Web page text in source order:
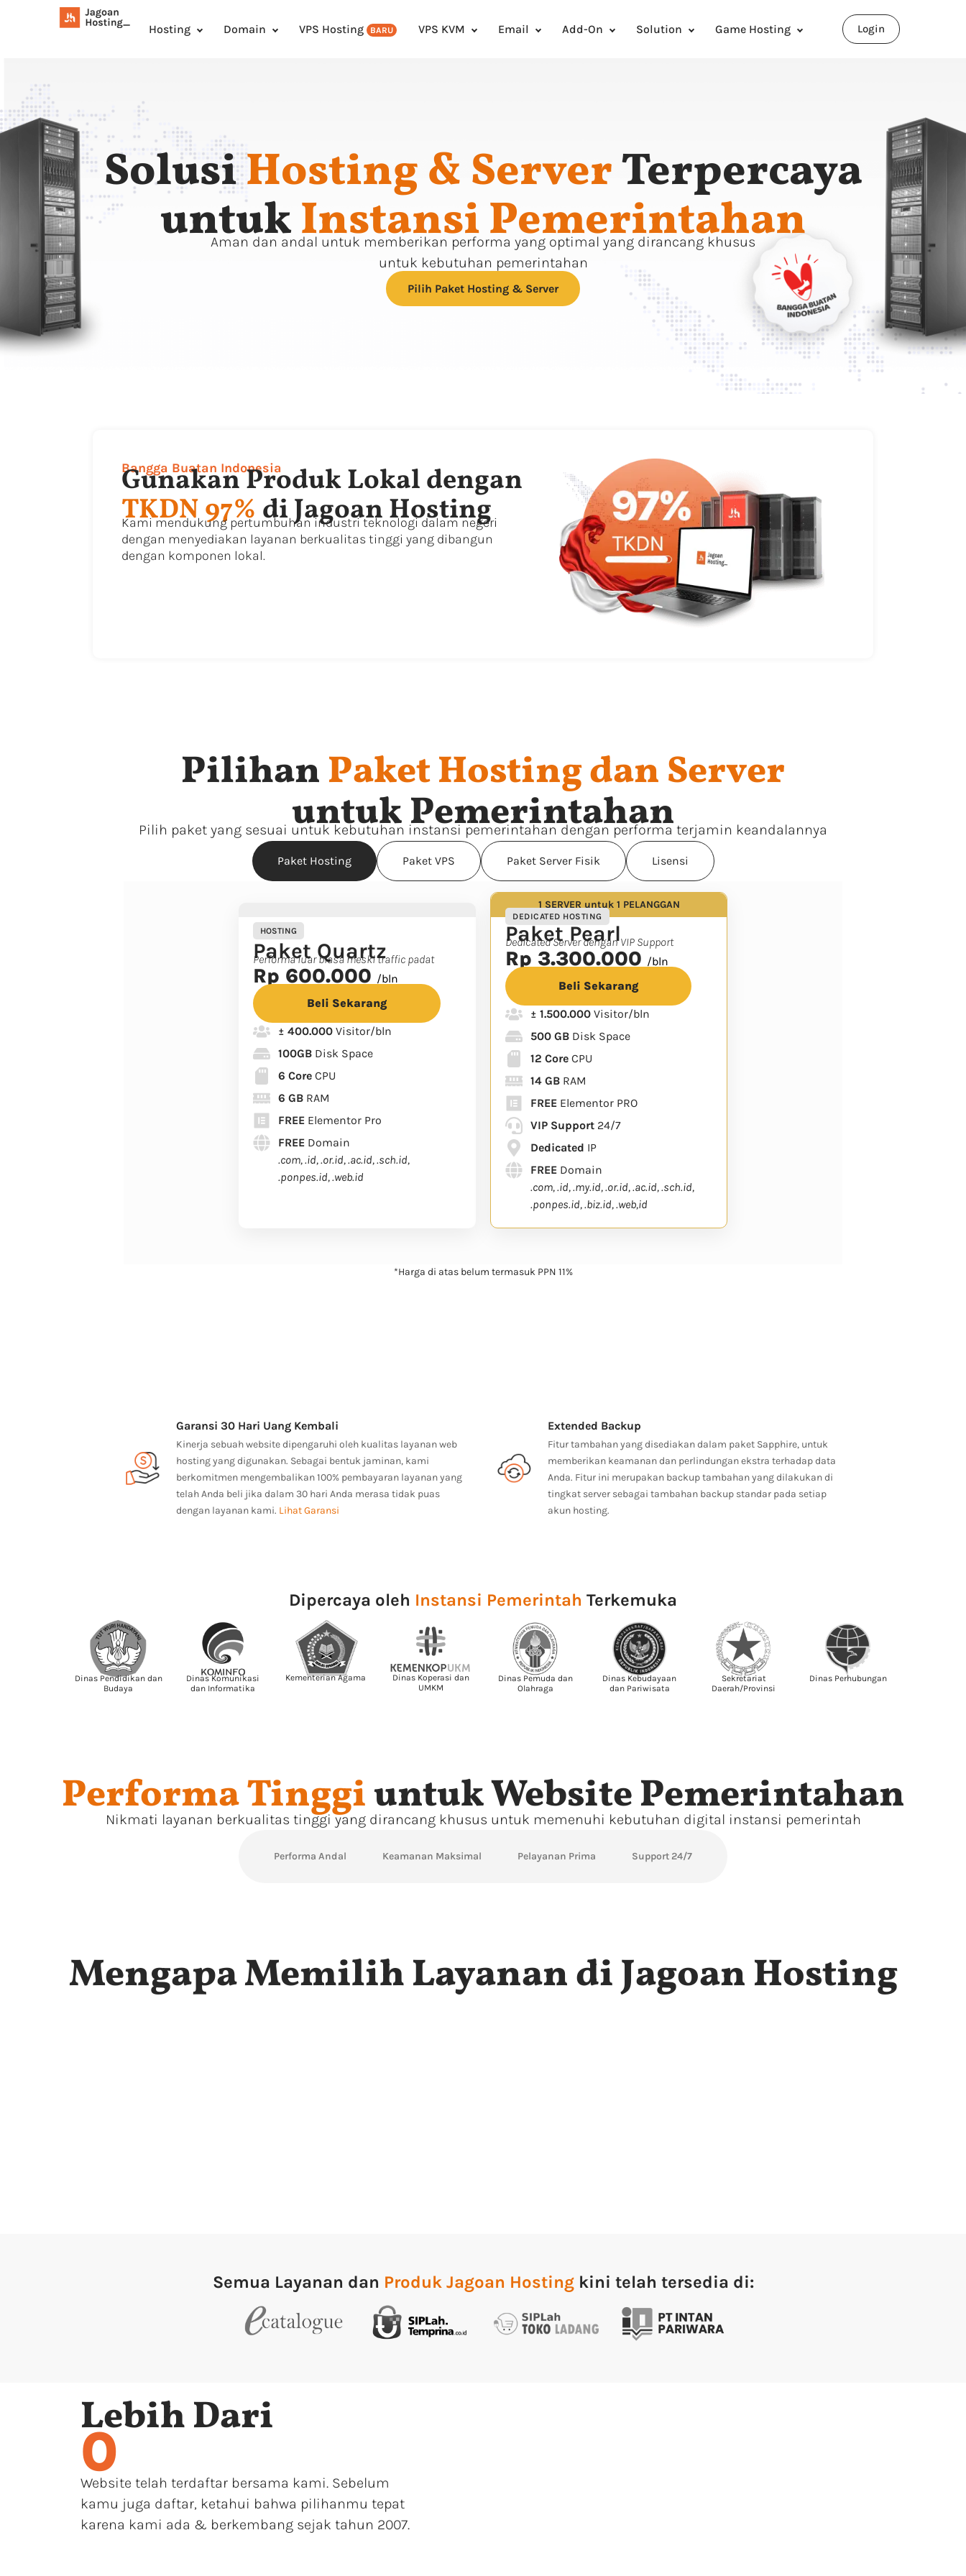
Hosting Domain VPS Hosting BARU VPS KVM Email Add-On Solution Game Hosting Login
SolusiHosting & ServerTerpercaya
untukInstansi Pemerintahan
Aman dan andal untuk memberikan performa yang optimal yang dirancang khusus
untuk kebutuhan pemerintahan
Pilih Paket Hosting & Server
Bangga Buatan Indonesia
Gunakan Produk Lokal dengan
TKDN 97%di Jagoan Hosting
Kami mendukung pertumbuhan industri teknologi dalam negeri
dengan menyediakan layanan berkualitas tinggi yang dibangun
dengan komponen lokal.
PilihanPaket Hosting dan Server
untuk Pemerintahan
Pilih paket yang sesuai untuk kebutuhan instansi pemerintahan dengan performa terjamin keandalannya
Paket Hosting Paket VPS Paket Server Fisik Lisensi
HOSTING
Paket Quartz
Performa luar biasa meski traffic padat
Rp 600.000 /bln
Beli Sekarang
± 400.000 Visitor/bln
100GB Disk Space
6 Core CPU
6 GB RAM
FREE Elementor Pro
FREE Domain
.com, .id, .or.id, .ac.id, .sch.id,
.ponpes.id, .web.id
1 SERVER untuk 1 PELANGGAN
DEDICATED HOSTING
Paket Pearl
Dedicated Server dengan VIP Support
Rp 3.300.000 /bln
Beli Sekarang
± 1.500.000 Visitor/bln
500 GB Disk Space
12 Core CPU
14 GB RAM
FREE Elementor PRO
VIP Support 24/7
Dedicated IP
FREE Domain
.com, .id, .my.id, .or.id, .ac.id, .sch.id,
.ponpes.id, .biz.id, .web,id
*Harga di atas belum termasuk PPN 11%
Garansi 30 Hari Uang Kembali
Kinerja sebuah website dipengaruhi oleh kualitas layanan web
hosting yang digunakan. Sebagai bentuk jaminan, kami
berkomitmen mengembalikan 100% pembayaran layanan yang
telah Anda beli jika dalam 30 hari Anda merasa tidak puas
dengan layanan kami. Lihat Garansi
Extended Backup
Fitur tambahan yang disediakan dalam paket Sapphire, untuk
memberikan keamanan dan perlindungan ekstra terhadap data
Anda. Fitur ini merupakan backup tambahan yang dilakukan di
tingkat server sebagai tambahan backup standar pada setiap
akun hosting.
Dipercaya oleh Instansi Pemerintah Terkemuka
Dinas Pendidikan dan
Budaya
Dinas Komunikasi
dan Informatika
Kementerian Agama
Dinas Koperasi dan
UMKM
Dinas Pemuda dan
Olahraga
Dinas Kebudayaan
dan Pariwisata
Sekretariat
Daerah/Provinsi
Dinas Perhubungan
Performa Tinggiuntuk Website Pemerintahan
Nikmati layanan berkualitas tinggi yang dirancang khusus untuk memenuhi kebutuhan digital instansi pemerintah
Performa Andal Keamanan Maksimal Pelayanan Prima Support 24/7
Mengapa Memilih Layanan di Jagoan Hosting
Semua Layanan dan Produk Jagoan Hostingkini telah tersedia di:
Lebih Dari
0
Website telah terdaftar bersama kami. Sebelum
kamu juga daftar, ketahui bahwa pilihanmu tepat
karena kami ada & berkembang sejak tahun 2007.